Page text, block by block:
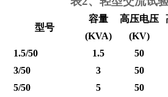
型号
容量 高压电压
(KVA)
(KV)
1.5/50
1.5 50
3/50
3 50
5/50
5 50